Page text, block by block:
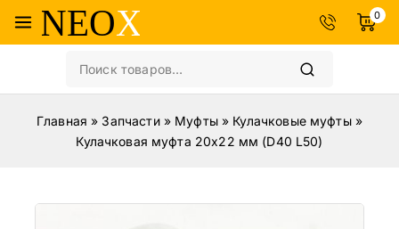
0
Главная » Запчасти» Муфты» Кулачковые муфты»
Кулачковая муфта 20х22 мм (D40 L50)